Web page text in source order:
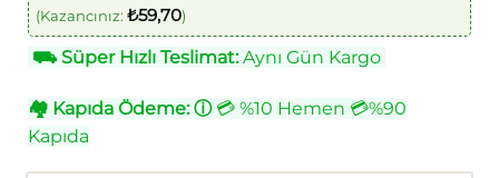
(Kazancınız: ₺59,70)
⛟Süper Hızlı Teslimat:Aynı Gün Kargo
🏘 Kapıda Ödeme: ⓘ💳 %10 Hemen 💳%90
Kapıda